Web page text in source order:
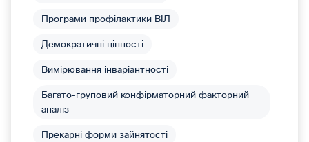
Програми профілактики ВІЛ
Демократичні цінності
Вимірювання інваріантності
Багато-груповий конфірматорний факторний
аналіз
Прекарні форми зайнятості